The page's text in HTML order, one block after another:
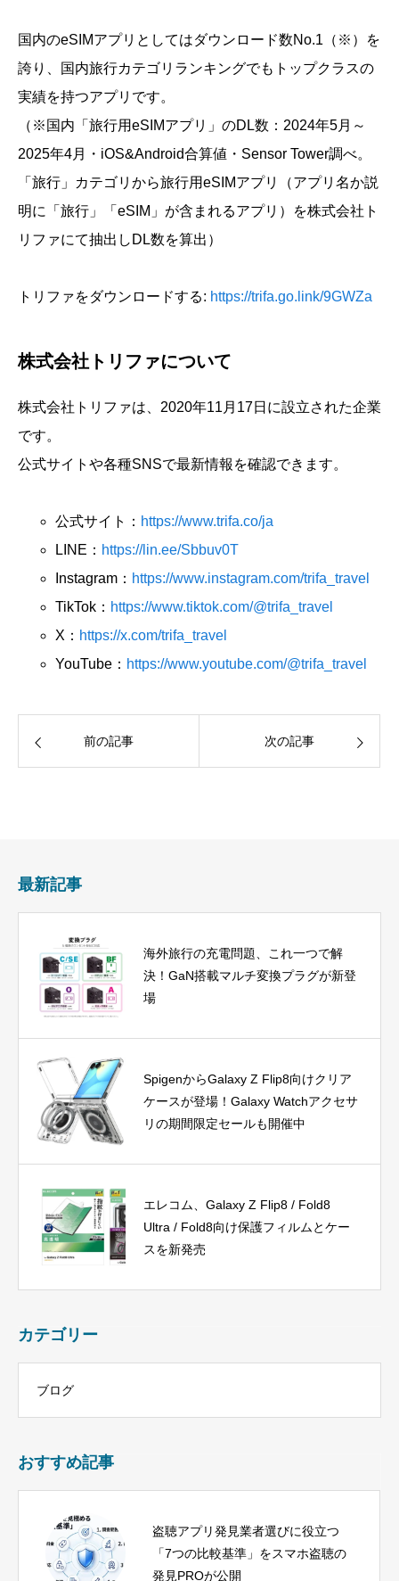
国内のeSIMアプリとしてはダウンロード数No.1（※）を
誇り、国内旅行カテゴリランキングでもトップクラスの
実績を持つアプリです。
（※国内「旅行用eSIMアプリ」のDL数：2024年5月～
2025年4月・iOS&Android合算値・Sensor Tower調べ。
「旅行」カテゴリから旅行用eSIMアプリ（アプリ名か説
明に「旅行」「eSIM」が含まれるアプリ）を株式会社ト
リファにて抽出しDL数を算出）
トリファをダウンロードする: https://trifa.go.link/9GWZa
株式会社トリファについて
株式会社トリファは、2020年11月17日に設立された企業
です。
公式サイトや各種SNSで最新情報を確認できます。
公式サイト： https://www.trifa.co/ja
LINE： https://lin.ee/Sbbuv0T
Instagram： https://www.instagram.com/trifa_travel
TikTok： https://www.tiktok.com/@trifa_travel
X： https://x.com/trifa_travel
YouTube： https://www.youtube.com/@trifa_travel
前の記事 次の記事
最新記事
海外旅行の充電問題、これ一つで解
決！GaN搭載マルチ変換プラグが新登
場
SpigenからGalaxy Z Flip8向けクリア
ケースが登場！Galaxy Watchアクセサ
リの期間限定セールも開催中
エレコム、Galaxy Z Flip8 / Fold8
Ultra / Fold8向け保護フィルムとケー
スを新発売
カテゴリー
ブログ
おすすめ記事
盗聴アプリ発見業者選びに役立つ
「7つの比較基準」をスマホ盗聴の
発見PROが公開